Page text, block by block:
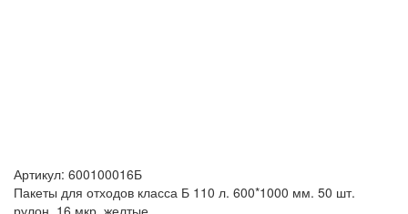
Артикул: 600100016Б
Пакеты для отходов класса Б 110 л. 600*1000 мм. 50 шт.
рулон, 16 мкр, желтые